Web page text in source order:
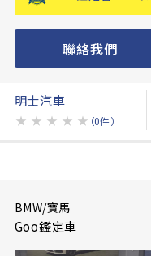
聯絡我們
明士汽車
★ ★ ★ ★ ★ （0件）
BMW/寶馬
Goo鑑定車